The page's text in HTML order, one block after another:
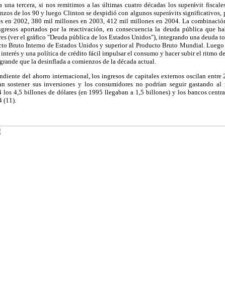
una tercera, si nos remitimos a las últimas cuatro décadas los superávit
de los 90 y luego Clinton se despidió con algunos superávits
en 2002, 380 mil millones en 2003, 412 mil millones en 2004. La
aportados por la reactivación, en consecuencia la deuda pública que
(ver el gráfico "Deuda pública de los Estados Unidos"), integrando una deuda
Bruto Interno de Estados Unidos y superior al Producto Bruto Mundial.
y una política de crédito fácil impulsar el consumo y hacer subir el ritmo
que la desinflada a comienzos de la década actual.
del ahorro internacional, los ingresos de capitales externos oscilan
sostener sus inversiones y los consumidores no podrían seguir
4,5 billones de dólares (en 1995 llegaban a 1,5 billones) y los bancos
(11).